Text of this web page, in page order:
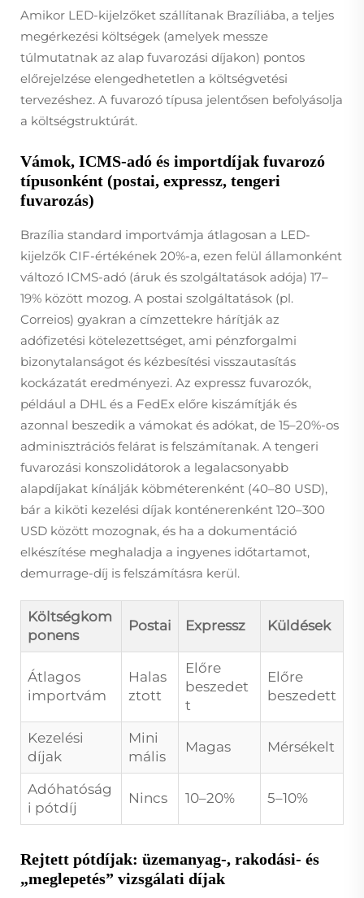
Amikor LED-kijelzőket szállítanak Brazíliába, a teljes
megérkezési költségek (amelyek messze
túlmutatnak az alap fuvarozási díjakon) pontos
előrejelzése elengedhetetlen a költségvetési
tervezéshez. A fuvarozó típusa jelentősen befolyásolja
a költségstruktúrát.
Vámok, ICMS-adó és importdíjak fuvarozó
típusonként (postai, expressz, tengeri
fuvarozás)
Brazília standard importvámja átlagosan a LED-
kijelzők CIF-értékének 20%-a, ezen felül államonként
változó ICMS-adó (áruk és szolgáltatások adója) 17–
19% között mozog. A postai szolgáltatások (pl.
Correios) gyakran a címzettekre hárítják az
adófizetési kötelezettséget, ami pénzforgalmi
bizonytalanságot és kézbesítési visszautasítás
kockázatát eredményezi. Az expressz fuvarozók,
például a DHL és a FedEx előre kiszámítják és
azonnal beszedik a vámokat és adókat, de 15–20%-os
adminisztrációs felárat is felszámítanak. A tengeri
fuvarozási konszolidátorok a legalacsonyabb
alapdíjakat kínálják köbméterenként (40–80 USD),
bár a kiköti kezelési díjak konténerenként 120–300
USD között mozognak, és ha a dokumentáció
elkészítése meghaladja a ingyenes időtartamot,
demurrage-díj is felszámításra kerül.
Költségkom
ponens
Postai Expressz Küldések
Átlagos
importvám
Halas
ztott
Előre
beszedet
t
Előre
beszedett
Kezelési
díjak
Mini
mális
Magas Mérsékelt
Adóhatóság
i pótdíj
Nincs 10–20% 5–10%
Rejtett pótdíjak: üzemanyag-, rakodási- és
„meglepetés” vizsgálati díjak